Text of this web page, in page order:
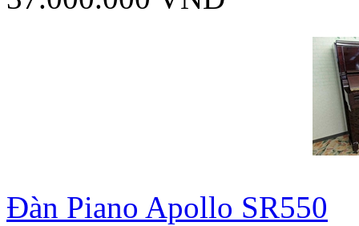
Đàn Piano Apollo SR550